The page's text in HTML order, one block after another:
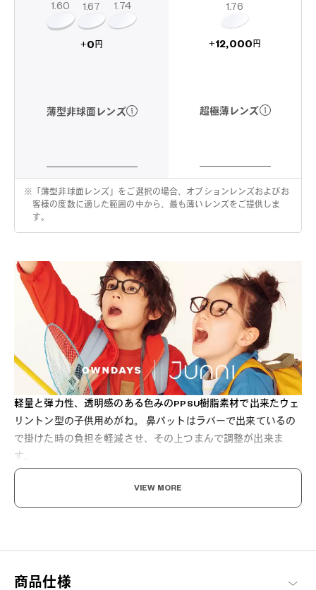
1.60 1.67 1.74
+0 円
薄型非球面レンズ
1.76
+12,000 円
超極薄レンズ
※
「薄型非球面レンズ」をご選択の場合、オプションレンズおよびお
客様の度数に適した範囲の中から、最も薄いレンズをご提供しま
す。
軽量と弾力性、透明感のある色みのPPSU樹脂素材で出来たウェ
リントン型の子供用めがね。 鼻パットはラバーで出来ているの
で掛けた時の負担を軽減させ、その上つまんで調整が出来ま
す。
軽さとタフさと 可愛らしさと。
VIEW MORE
商品仕様